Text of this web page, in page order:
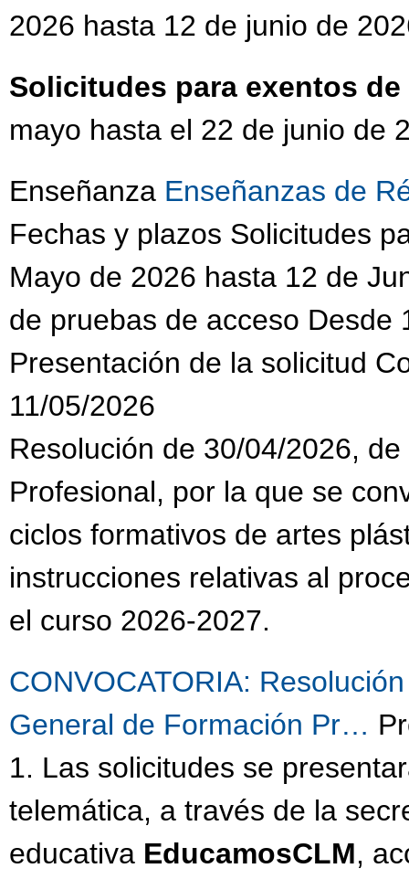
2026 hasta 12 de junio de
Solicitudes para exentos
mayo hasta el 22 de junio de
Enseñanza Enseñanzas de
Fechas y plazos Solicitudes
Mayo de 2026 hasta 12 de
de pruebas de acceso Desde
Presentación de la solicitud
11/05/2026
Resolución de 30/04/2026,
Profesional, por la que se
ciclos formativos de artes
instrucciones relativas al
el curso 2026-2027.
CONVOCATORIA:
General de Formación Pr…
1. Las solicitudes se
telemática, a través de la
educativa EducamosCLM,